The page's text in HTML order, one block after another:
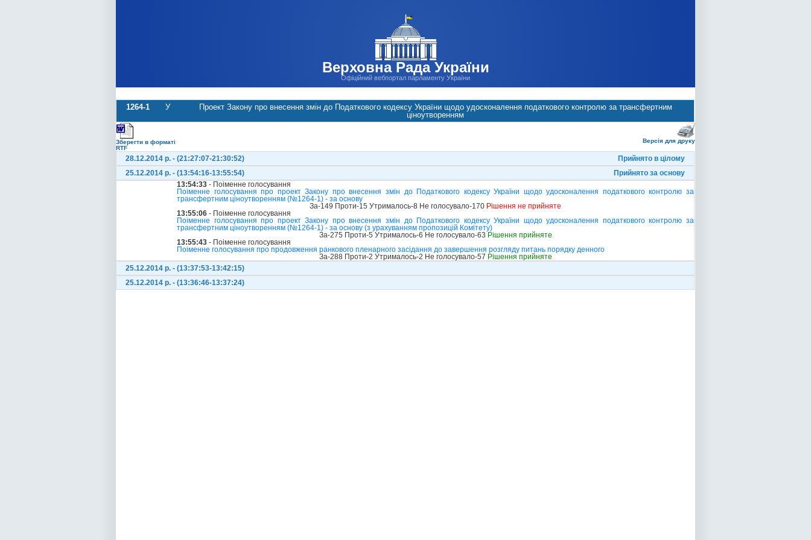
Верховна Рада України
Офіційний вебпортал парламенту України
1264-1 У
Проект Закону про внесення змін до Податкового кодексу України щодо удосконалення податкового контролю за трансфертним
ціноутворенням
Зберегти в форматі
RTF
Версія для друку
28.12.2014 р. - (21:27:07-21:30:52)
Прийнято в цілому
25.12.2014 р. - (13:54:16-13:55:54)
Прийнято за основу
13:54:33 - Поіменне голосування
Поіменне голосування про проект Закону про внесення змін до Податкового кодексу України щодо удосконалення податкового контролю за
трансфертним ціноутворенням (№1264-1) - за основу
За-149 Проти-15 Утрималось-8 Не голосувало-170 Рішення не прийняте
13:55:06 - Поіменне голосування
Поіменне голосування про проект Закону про внесення змін до Податкового кодексу України щодо удосконалення податкового контролю за
трансфертним ціноутворенням (№1264-1) - за основу (з урахуванням пропозицій Комітету)
За-275 Проти-5 Утрималось-6 Не голосувало-63 Рішення прийняте
13:55:43 - Поіменне голосування
Поіменне голосування про продовження ранкового пленарного засідання до завершення розгляду питань порядку денного
За-288 Проти-2 Утрималось-2 Не голосувало-57 Рішення прийняте
25.12.2014 р. - (13:37:53-13:42:15)
25.12.2014 р. - (13:36:46-13:37:24)